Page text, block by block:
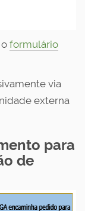
formulário
via
externa
para
de